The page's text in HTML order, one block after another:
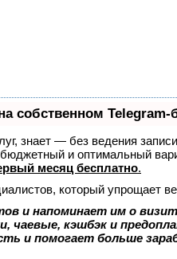
собственном Telegram-
знает — без ведения
и оптимальный
месяц бесплатно.
который упрощает
и напоминает им о
чаевые, кэшбэк и
и помогает больше